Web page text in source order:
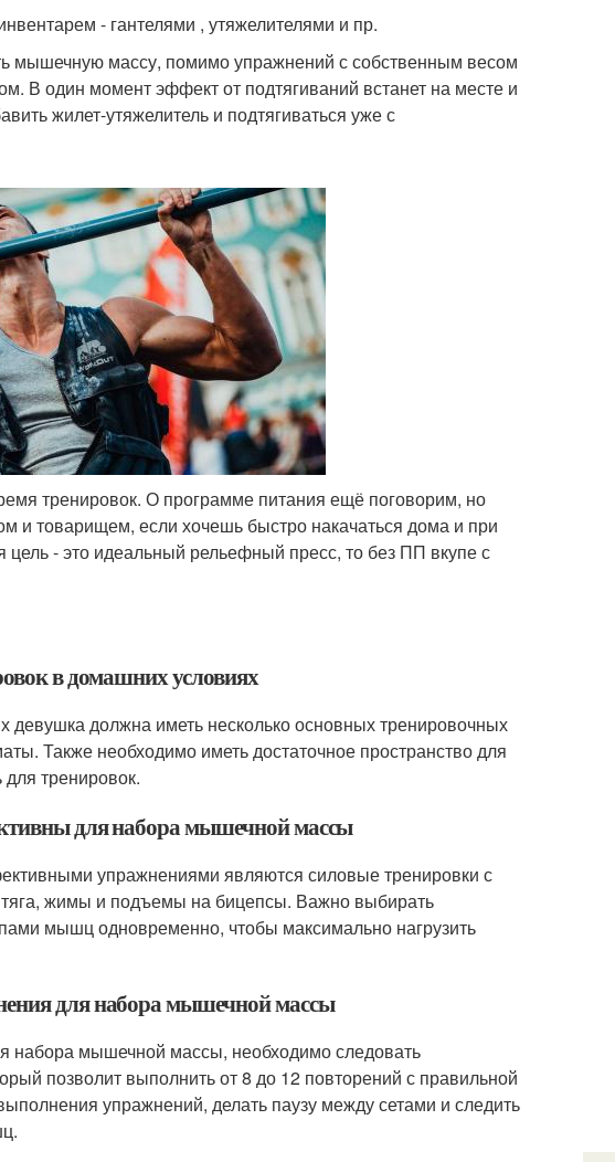
- гантелями , утяжелителями и пр.
мышечную массу, помимо упражнений с собственным весом
В один момент эффект от подтягиваний встанет на месте и
жилет-утяжелитель и подтягиваться уже с
тренировок. О программе питания ещё поговорим, но
и товарищем, если хочешь быстро накачаться дома и при
- это идеальный рельефный пресс, то без ПП вкупе с
в домашних условиях
должна иметь несколько основных тренировочных
Также необходимо иметь достаточное пространство для
тренировок.
для набора мышечной массы
упражнениями являются силовые тренировки с
жимы и подъемы на бицепсы. Важно выбирать
мышц одновременно, чтобы максимально нагрузить
для набора мышечной массы
набора мышечной массы, необходимо следовать
позволит выполнить от 8 до 12 повторений с правильной
упражнений, делать паузу между сетами и следить